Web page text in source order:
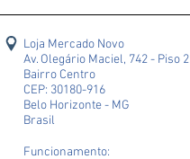
Loja Mercado Novo
Av. Olegário Maciel, 742 - Piso 2
Bairro Centro
CEP: 30180-916
Belo Horizonte - MG
Brasil
Funcionamento: